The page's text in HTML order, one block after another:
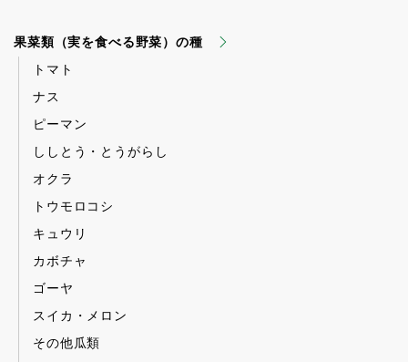
果菜類（実を食べる野菜）の種
トマト
ナス
ピーマン
ししとう・とうがらし
オクラ
トウモロコシ
キュウリ
カボチャ
ゴーヤ
スイカ・メロン
その他瓜類